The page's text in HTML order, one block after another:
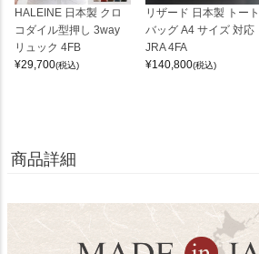
HALEINE 日本製 クロ
コダイル型押し 3way
リュック 4FB
¥29,700(税込)
リザード 日本製 トート
バッグ A4 サイズ 対応
JRA 4FA
¥140,800(税込)
商品詳細